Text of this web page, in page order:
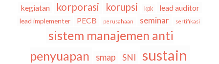
kegiatan korporasi korupsi kpk lead auditor
lead implementer PECB perusahaan seminar sertifikasi
sistem manajemen anti
penyuapan
smap SNI sustain